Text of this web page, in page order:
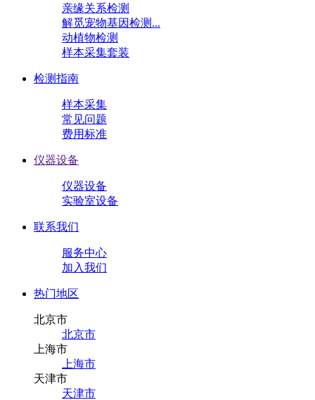
亲缘关系检测
解觅宠物基因检测...
动植物检测
样本采集套装
检测指南
样本采集
常见问题
费用标准
仪器设备
仪器设备
实验室设备
联系我们
服务中心
加入我们
热门地区
北京市
北京市
上海市
上海市
天津市
天津市